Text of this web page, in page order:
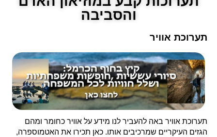
והסביבה
תערוכת אוויר
תערוכת אוויר באה להעביר לנו מידע על אוויר כחומר ומהם
הגזים העיקריים שמרכיבים אותו. כאן תכירו את האטמוספרה,